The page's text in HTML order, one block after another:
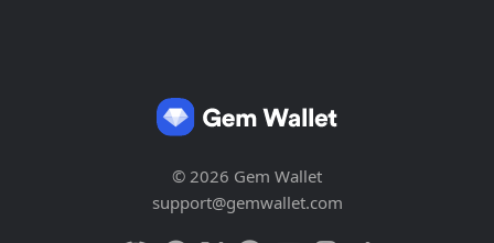
© 2026 Gem Wallet
support@gemwallet.com